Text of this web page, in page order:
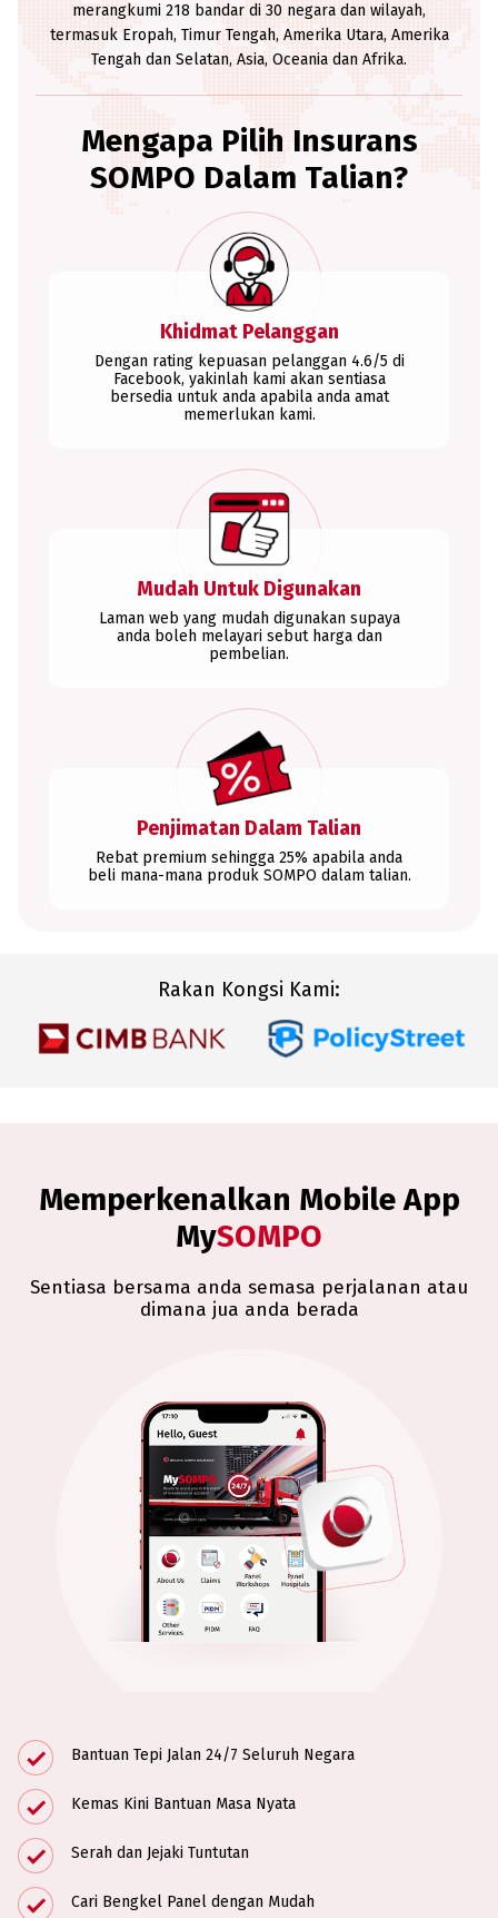
merangkumi 218 bandar di 30 negara dan wilayah,
termasuk Eropah, Timur Tengah, Amerika Utara, Amerika
Tengah dan Selatan, Asia, Oceania dan Afrika.
Mengapa Pilih Insurans
SOMPO Dalam Talian?
Khidmat Pelanggan
Dengan rating kepuasan pelanggan 4.6/5 di
Facebook, yakinlah kami akan sentiasa
bersedia untuk anda apabila anda amat
memerlukan kami.
Mudah Untuk Digunakan
Laman web yang mudah digunakan supaya
anda boleh melayari sebut harga dan
pembelian.
Penjimatan Dalam Talian
Rebat premium sehingga 25% apabila anda
beli mana-mana produk SOMPO dalam talian.
Rakan Kongsi Kami:
Memperkenalkan Mobile App
MySOMPO
Sentiasa bersama anda semasa perjalanan atau
dimana jua anda berada
Bantuan Tepi Jalan 24/7 Seluruh Negara
Kemas Kini Bantuan Masa Nyata
Serah dan Jejaki Tuntutan
Cari Bengkel Panel dengan Mudah